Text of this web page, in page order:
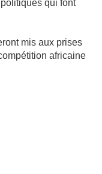
qui font
mis aux prises
africaine